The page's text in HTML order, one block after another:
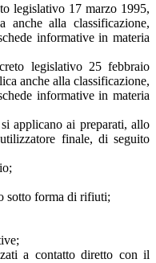
legislativo 17 marzo 1995,
anche alla classificazione,
informative in materia
legislativo 25 febbraio
anche alla classificazione,
informative in materia
applicano ai preparati, allo
finale, di seguito
sotto forma di rifiuti;
a contatto diretto con il